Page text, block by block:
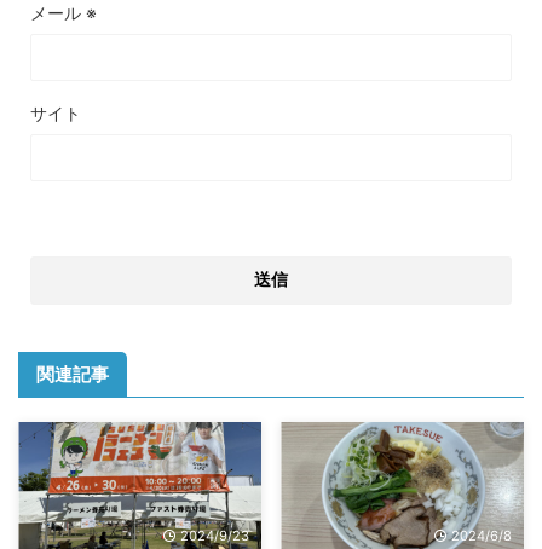
メール ※
サイト
関連記事
2024/9/23 2024/6/8